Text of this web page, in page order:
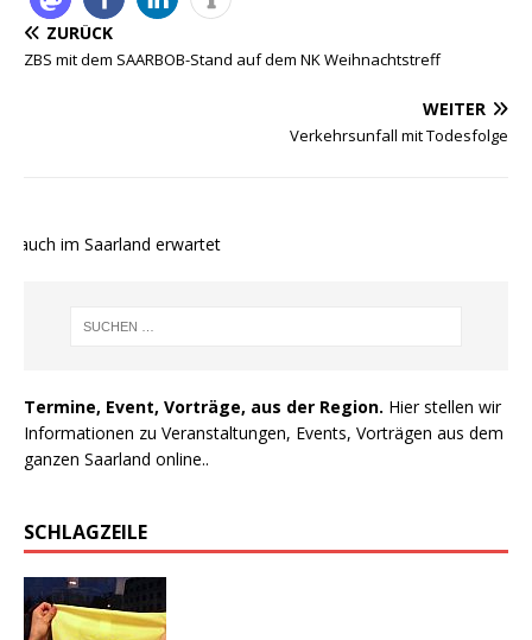
ZURÜCK
ZBS mit dem SAARBOB-Stand auf dem NK Weihnachtstreff
WEITER
Verkehrsunfall mit Todesfolge
auch im Saarland erwartet
Termine, Event, Vorträge, aus der Region. Hier stellen wir
Informationen zu Veranstaltungen, Events, Vorträgen aus dem
ganzen Saarland online..
SCHLAGZEILE